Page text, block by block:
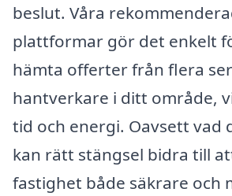
beslut. Våra
plattformar gör det enkelt
hämta offerter från flera
hantverkare i ditt område,
tid och energi. Oavsett vad
kan rätt stängsel bidra till
fastighet både säkrare och